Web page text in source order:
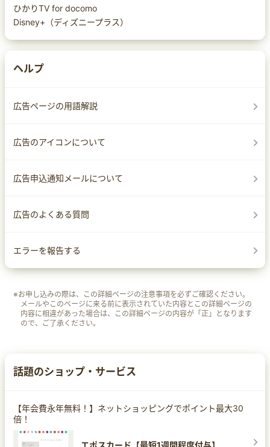
ひかりTV for docomo
Disney+（ディズニープラス）
ヘルプ
広告ページの用語解説
広告のアイコンについて
広告申込通知メールについて
広告のよくある質問
エラーを報告する
※お申し込みの際は、この詳細ページの注意事項を必ずご確認ください。
メールやこのページに来る前に表示されていた内容とこの詳細ページの
内容に相違があった場合は、この詳細ページの内容が「正」となります
ので、ご了承ください。
話題のショップ・サービス
【年会費永年無料！】ネットショッピングでポイント最大30
倍！
エポスカード【最短1週間程度付与】